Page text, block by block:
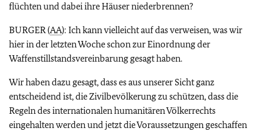
flüchten und dabei ihre Häuser niederbrennen?
BURGER (AA): Ich kann vielleicht auf das verweisen, was wir
hier in der letzten Woche schon zur Einordnung der
Waffenstillstandsvereinbarung gesagt haben.
Wir haben dazu gesagt, dass es aus unserer Sicht ganz
entscheidend ist, die Zivilbevölkerung zu schützen, dass die
Regeln des internationalen humanitären Völkerrechts
eingehalten werden und jetzt die Voraussetzungen geschaffen